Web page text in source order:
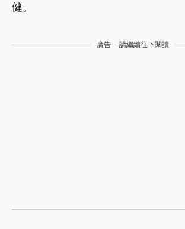
健。
廣告 - 請繼續往下閱讀